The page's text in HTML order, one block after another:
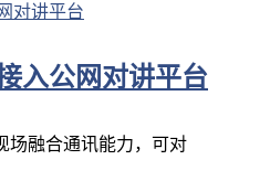
入公网对讲平台
融合通讯能力，可对